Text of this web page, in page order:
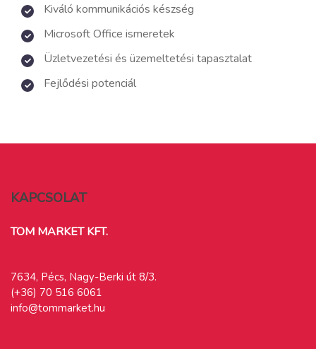
Kiváló kommunikációs készség
Microsoft Office ismeretek
Üzletvezetési és üzemeltetési tapasztalat
Fejlődési potenciál
KAPCSOLAT
TOM MARKET KFT.
7634, Pécs, Nagy-Berki út 8/3.
(+36) 70 516 6061
info@tommarket.hu